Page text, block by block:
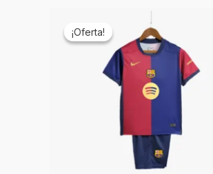
¡Oferta!
¡Oferta!
precio
original
€69,90.
precio
actual
es:
€22,90.